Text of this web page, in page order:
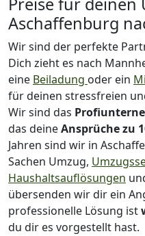
Aschaffenburg
Wir sind der perfekte
Dich zieht es nach
eine Beiladung oder ein
für deinen stressfreien
Wir sind das
das deineAnsprüche zu
Jahren sind wir in
Sachen Umzug,
Haushaltsauflösungen
übersenden wir dir ein
professionelle Lösung ist
du dir es vorgestellt hast.